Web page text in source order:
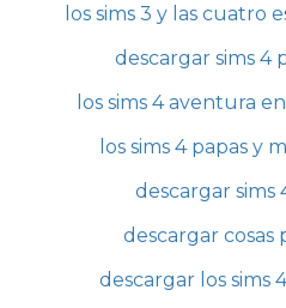
los sims 3 y las cuatro
descargar sims 4
los sims 4 aventura
los sims 4 papas y
descargar sims
descargar cosas
descargar los sims